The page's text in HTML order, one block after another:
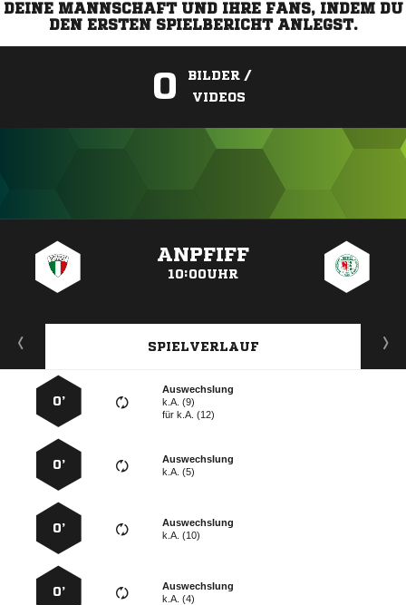
DEINE MANNSCHAFT UND IHRE FANS, INDEM DU
DEN ERSTEN SPIELBERICHT ANLEGST.
0
BILDER /
VIDEOS
ANPFIFF
10:00UHR
SPIELVERLAUF
Auswechslung
k.A. (9)
fürk.A. (12)
0’
Auswechslung
k.A. (5)
0’
Auswechslung
k.A. (10)
0’
Auswechslung
k.A. (4)
0’